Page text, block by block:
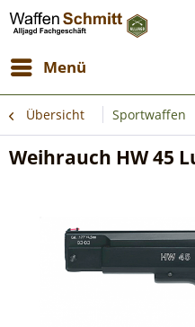
Menü
Übersicht Sportwaffen
Weihrauch HW 45